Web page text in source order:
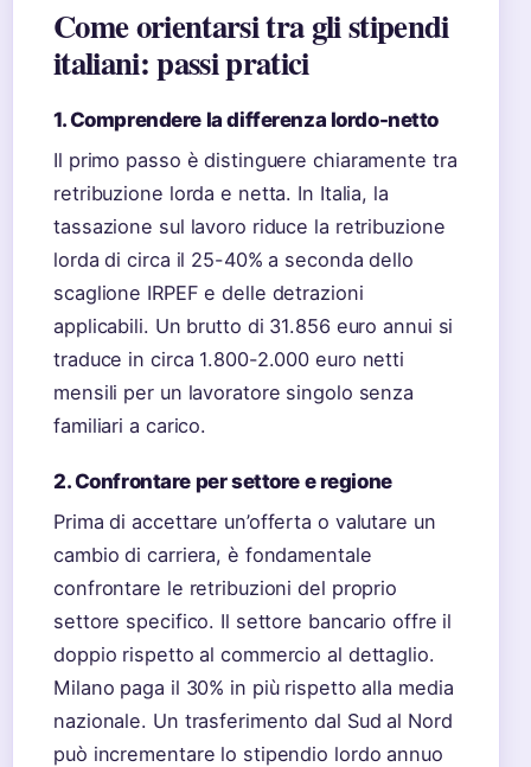
Come orientarsi tra gli stipendi
italiani: passi pratici
1. Comprendere la differenza lordo-netto
Il primo passo è distinguere chiaramente tra
retribuzione lorda e netta. In Italia, la
tassazione sul lavoro riduce la retribuzione
lorda di circa il 25-40% a seconda dello
scaglione IRPEF e delle detrazioni
applicabili. Un brutto di 31.856 euro annui si
traduce in circa 1.800-2.000 euro netti
mensili per un lavoratore singolo senza
familiari a carico.
2. Confrontare per settore e regione
Prima di accettare un’offerta o valutare un
cambio di carriera, è fondamentale
confrontare le retribuzioni del proprio
settore specifico. Il settore bancario offre il
doppio rispetto al commercio al dettaglio.
Milano paga il 30% in più rispetto alla media
nazionale. Un trasferimento dal Sud al Nord
può incrementare lo stipendio lordo annuo